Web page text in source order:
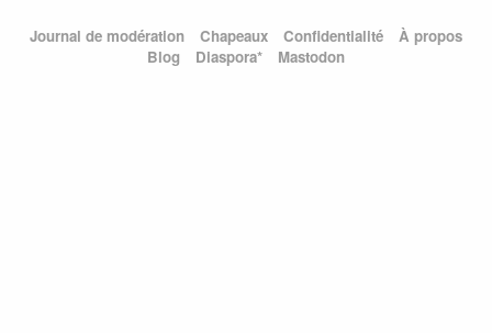
Journal de modération Chapeaux Confidentialité
À propos
Blog
Diaspora* Mastodon